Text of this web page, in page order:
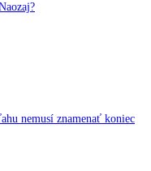
nemusí znamenať koniec